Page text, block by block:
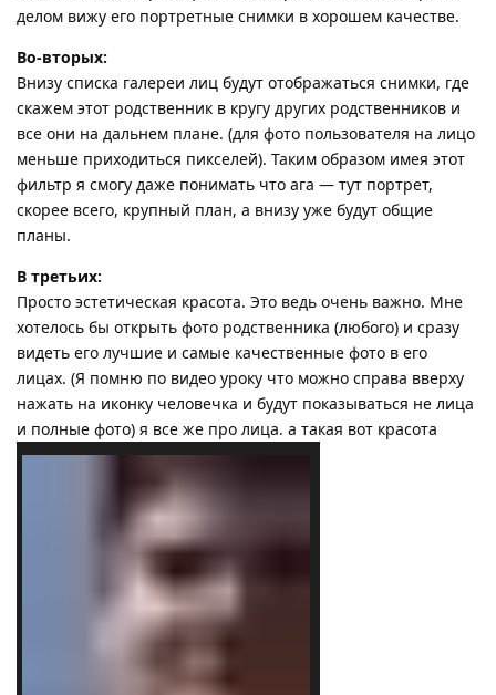
делом вижу его портретные снимки в хорошем качестве.
Во-вторых:
Внизу списка галереи лиц будут отображаться снимки, где
скажем этот родственник в кругу других родственников и
все они на дальнем плане. (для фото пользователя на лицо
меньше приходиться пикселей). Таким образом имея этот
фильтр я смогу даже понимать что ага — тут портрет,
скорее всего, крупный план, а внизу уже будут общие
планы.
В третьих:
Просто эстетическая красота. Это ведь очень важно. Мне
хотелось бы открыть фото родственника (любого) и сразу
видеть его лучшие и самые качественные фото в его
лицах. (Я помню по видео уроку что можно справа вверху
нажать на иконку человечка и будут показываться не лица
и полные фото) я все же про лица. а такая вот красота